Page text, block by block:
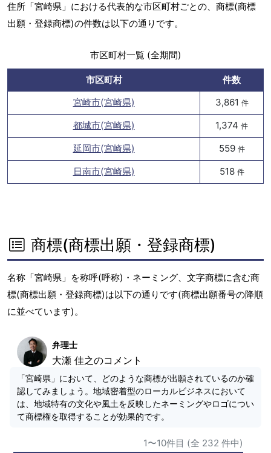
住所「宮崎県」における代表的な市区町村ごとの、商標(商標
出願・登録商標)の件数は以下の通りです。
市区町村一覧 (全期間)
市区町村
件数
宮崎市(宮崎県)
3,861 件
都城市(宮崎県) 1,374 件
延岡市(宮崎県) 559 件
日南市(宮崎県) 518 件
商標(商標出願・登録商標)
名称「宮崎県」を称呼(呼称)・ネーミング、文字商標に含む商
標(商標出願・登録商標)は以下の通りです(商標出願番号の降順
に並べています)。
弁理士
大瀬 佳之のコメント
「宮崎県」において、どのような商標が出願されているのか確
認してみましょう。地域密着型のローカルビジネスにおいて
は、地域特有の文化や風土を反映したネーミングやロゴについ
て商標権を取得することが効果的です。
1〜10件目 (全 232 件中)